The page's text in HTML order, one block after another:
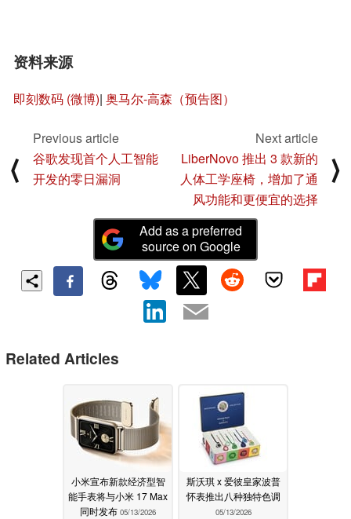
资料来源
即刻数码 (微博)| 奥马尔-高森（预告图）
⟨
Previous article
谷歌发现首个人工智能
开发的零日漏洞
Next article
LiberNovo 推出 3 款新的
人体工学座椅，增加了通
风功能和更便宜的选择
⟩
Add as a preferred
source on Google
Related Articles
小米宣布新款经济型智
能手表将与小米 17 Max
同时发布 05/13/2026
斯沃琪 x 爱彼皇家波普
怀表推出八种独特色调
05/13/2026